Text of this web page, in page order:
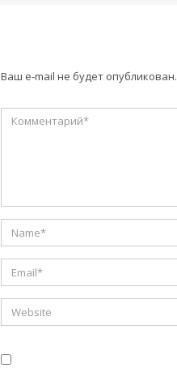
Ваш e-mail не будет опубликован.